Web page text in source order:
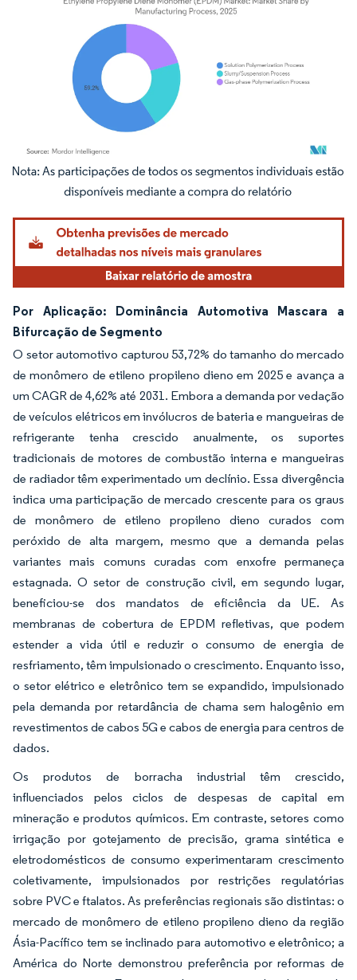
Imagem © Mordor Intelligence. O reuso requer atribuição conforme CC BY 4.0.
Por Aplicação: Dominância Automotiva Mascara a
Bifurcação de Segmento
O setor automotivo capturou 53,72% do tamanho do mercado
de monômero de etileno propileno dieno em 2025 e avança a
um CAGR de 4,62% até 2031. Embora a demanda por vedação
de veículos elétricos em invólucros de bateria e mangueiras de
refrigerante tenha crescido anualmente, os suportes
tradicionais de motores de combustão interna e mangueiras
de radiador têm experimentado um declínio. Essa divergência
indica uma participação de mercado crescente para os graus
de monômero de etileno propileno dieno curados com
peróxido de alta margem, mesmo que a demanda pelas
variantes mais comuns curadas com enxofre permaneça
estagnada. O setor de construção civil, em segundo lugar,
beneficiou-se dos mandatos de eficiência da UE. As
membranas de cobertura de EPDM refletivas, que podem
estender a vida útil e reduzir o consumo de energia de
resfriamento, têm impulsionado o crescimento. Enquanto isso,
o setor elétrico e eletrônico tem se expandido, impulsionado
pela demanda por retardância de chama sem halogênio em
revestimentos de cabos 5G e cabos de energia para centros de
dados.
Os produtos de borracha industrial têm crescido,
influenciados pelos ciclos de despesas de capital em
mineração e produtos químicos. Em contraste, setores como
irrigação por gotejamento de precisão, grama sintética e
eletrodomésticos de consumo experimentaram crescimento
coletivamente, impulsionados por restrições regulatórias
sobre PVC e ftalatos. As preferências regionais são distintas: o
mercado de monômero de etileno propileno dieno da região
Ásia-Pacífico tem se inclinado para automotivo e eletrônico; a
América do Norte demonstrou preferência por reformas de